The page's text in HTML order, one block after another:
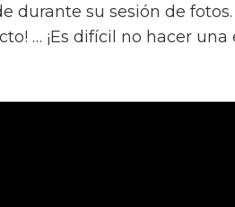
durante su sesión de fotos.
… ¡Es difícil no hacer una